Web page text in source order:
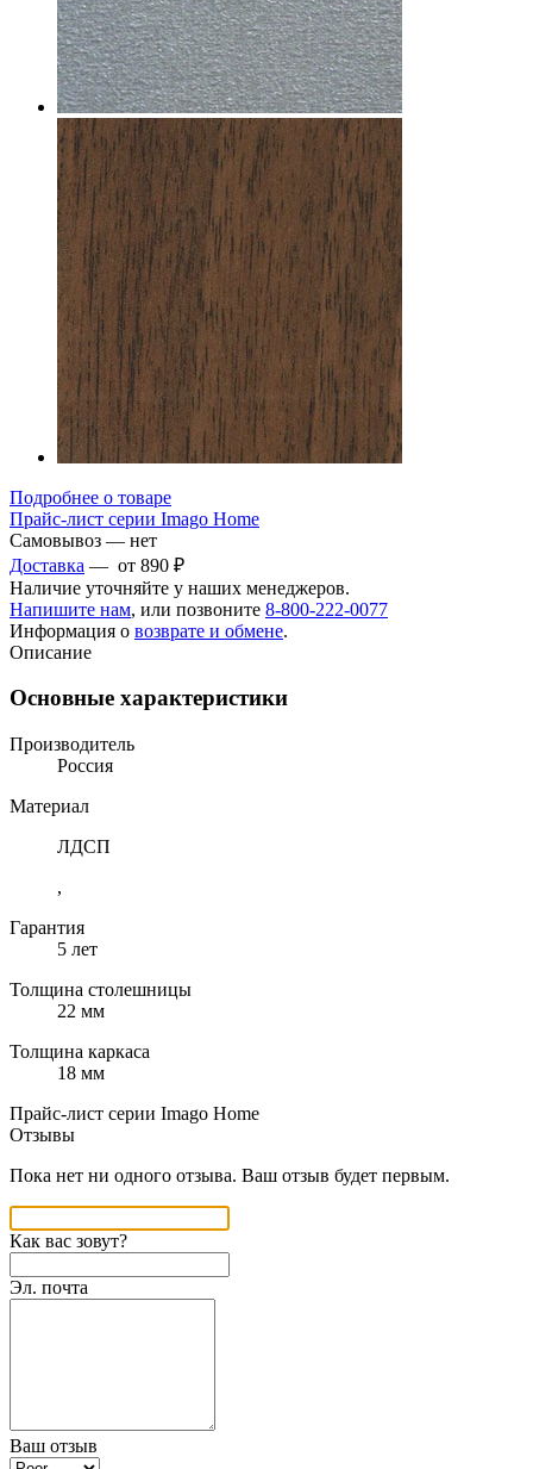
Подробнее о товаре
Прайс-лист серии Imago Home
Самовывоз — нет
Доставка — от 890 ₽
Наличие уточняйте у наших менеджеров.
Напишите нам, или позвоните 8-800-222-0077
Информация о возврате и обмене.
Описание
Основные характеристики
Производитель
Россия
Материал
ЛДСП
,
Гарантия
5 лет
Толщина столешницы
22 мм
Толщина каркаса
18 мм
Прайс-лист серии Imago Home
Отзывы
Пока нет ни одного отзыва. Ваш отзыв будет первым.
Как вас зовут?
Эл. почта
Ваш отзыв